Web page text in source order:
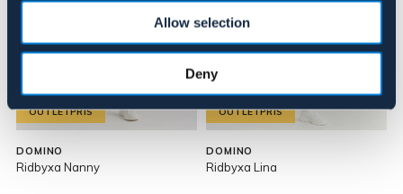
Allow selection
Deny
OUTLETPRIS
DOMINO
Ridbyxa Nanny
OUTLETPRIS
DOMINO
Ridbyxa Lina